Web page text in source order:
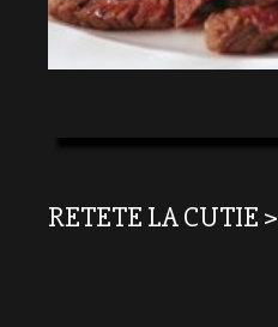
RETETE LA CUTIE >